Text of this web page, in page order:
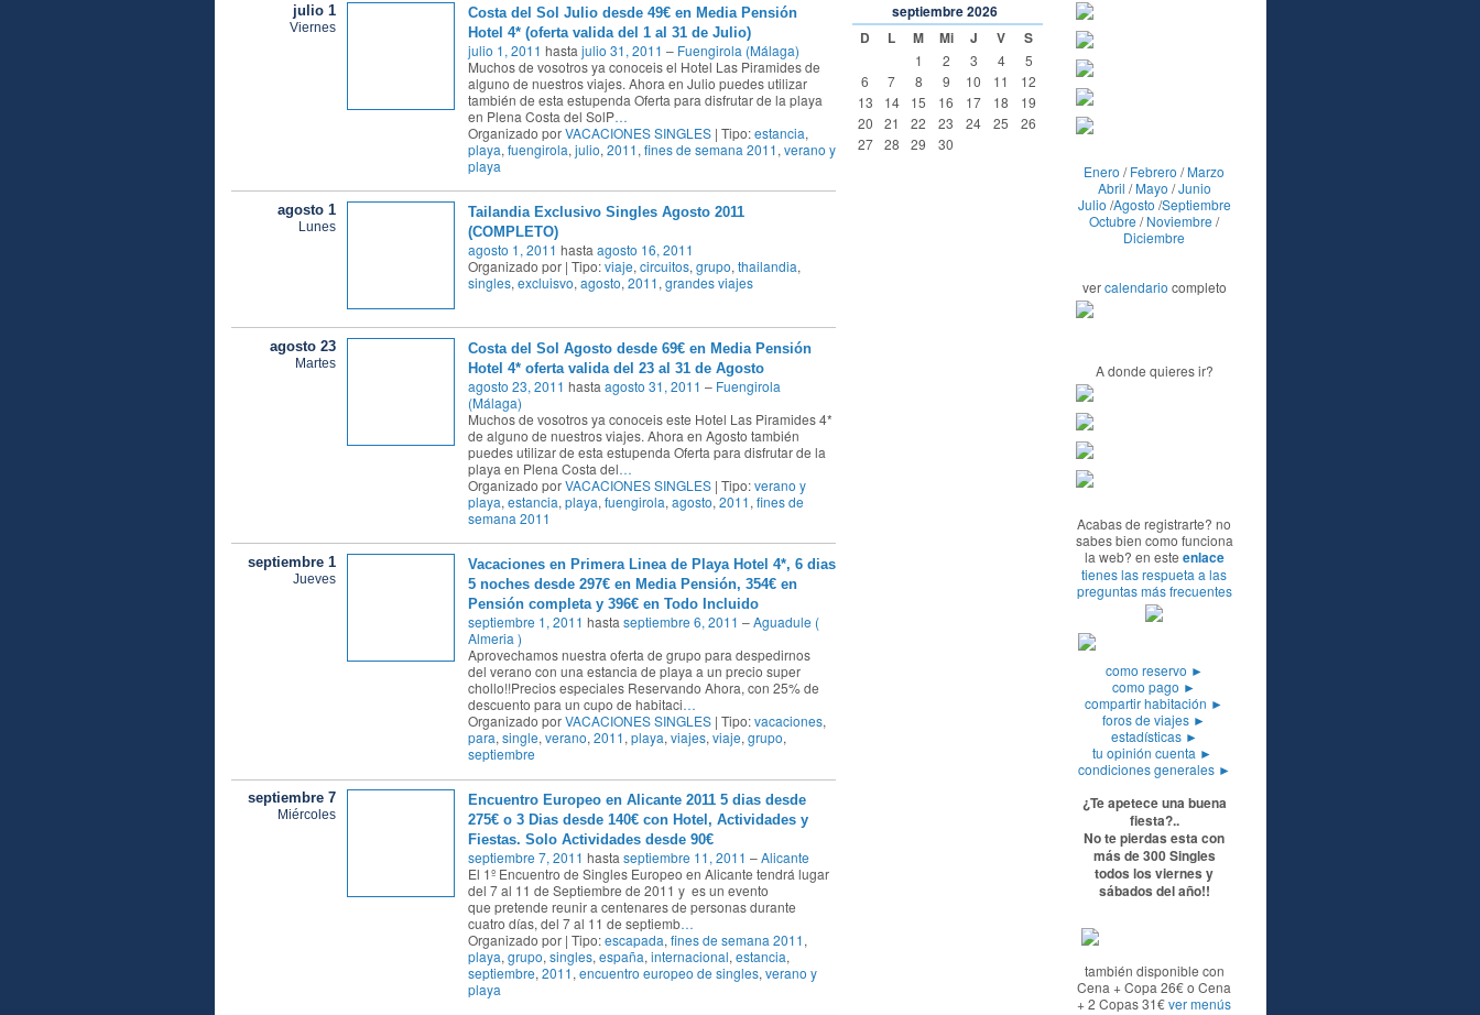
julio 1
Viernes
Costa del Sol Julio desde 49€ en Media Pensión
Hotel 4* (oferta valida del 1 al 31 de Julio)
julio 1, 2011 hasta julio 31, 2011 – Fuengirola (Málaga)
Muchos de vosotros ya conoceis el Hotel Las Piramides de
alguno de nuestros viajes. Ahora en Julio puedes utilizar
también de esta estupenda Oferta para disfrutar de la playa
en Plena Costa del Sol P…
Organizado porVACACIONES SINGLES| Tipo:estancia,
playa, fuengirola, julio, 2011, fines de semana 2011, verano y
playa
agosto 1
Lunes
Tailandia Exclusivo Singles Agosto 2011
(COMPLETO)
agosto 1, 2011 hasta agosto 16, 2011
Organizado por | Tipo:viaje, circuitos, grupo, thailandia,
singles, excluisvo, agosto, 2011, grandes viajes
agosto 23
Martes
Costa del Sol Agosto desde 69€ en Media Pensión
Hotel 4* oferta valida del 23 al 31 de Agosto
agosto 23, 2011 hasta agosto 31, 2011 – Fuengirola
(Málaga)
Muchos de vosotros ya conoceis este Hotel Las Piramides 4*
de alguno de nuestros viajes. Ahora en Agosto también
puedes utilizar de esta estupenda Oferta para disfrutar de la
playa en Plena Costa del…
Organizado porVACACIONES SINGLES| Tipo:verano y
playa, estancia, playa, fuengirola, agosto, 2011, fines de
semana 2011
septiembre 1
Jueves
Vacaciones en Primera Linea de Playa Hotel 4*, 6 dias
5 noches desde 297€ en Media Pensión, 354€ en
Pensión completa y 396€ en Todo Incluido
septiembre 1, 2011 hasta septiembre 6, 2011 –Aguadule (
Almeria )
Aprovechamos nuestra oferta de grupo para despedirnos
del verano con una estancia de playa a un precio super
chollo!!Precios especiales Reservando Ahora, con 25% de
descuento para un cupo de habitaci…
Organizado porVACACIONES SINGLES| Tipo:vacaciones,
para, single, verano, 2011, playa, viajes, viaje, grupo,
septiembre
septiembre 7
Miércoles
Encuentro Europeo en Alicante 2011 5 dias desde
275€ o 3 Dias desde 140€ con Hotel, Actividades y
Fiestas. Solo Actividades desde 90€
septiembre 7, 2011 hastaseptiembre 11, 2011 –Alicante
El 1º Encuentro de Singles Europeo en Alicante tendrá lugar
del 7 al 11 de Septiembre de 2011 y es un evento
que pretende reunir a centenares de personas durante
cuatro días, del 7 al 11 de septiemb…
Organizado por | Tipo:escapada,fines de semana 2011,
playa,grupo,singles,españa,internacional,estancia,
septiembre,2011,encuentro europeo de singles,verano y
playa
septiembre2026
D
L M Mi J V S
1 2 3 4
5
6
7 8 9 10 11
12
13
14 15 16 17 18
19
20
21 22 23 24 25
26
27
28 29 30
Enero /Febrero /Marzo
Abril /Mayo /Junio
Julio /Agosto /Septiembre
Octubre /Noviembre /
Diciembre
vercalendario completo
A donde quieres ir?
Acabas de registrarte? no
sabes bien como funciona
la web? en este enlace
tienes las respueta a las
preguntas más frecuentes
como reservo ►
como pago ►
compartir habitación ►
foros de viajes ►
estadísticas ►
tu opinión cuenta ►
condiciones generales ►
¿Te apetece una buena
fiesta?..
No te pierdas esta con
más de 300 Singles
todos los viernes y
sábados del año!!
también disponible con
Cena + Copa 26€ o Cena
+ 2 Copas 31€ver menús